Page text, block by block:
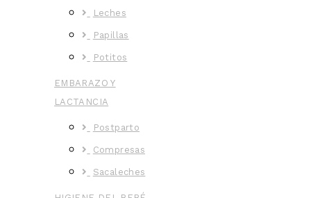
Leches
Papillas
Potitos
EMBARAZO Y
LACTANCIA
Postparto
Compresas
Sacaleches